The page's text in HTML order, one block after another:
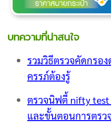
บทความที่น่าสนใจ
รวมวิธีตรวจคัดกรอ
ครรภ์ต้องรู้
ตรวจนิฟตี้ nifty test
และขั้นตอนการตรว